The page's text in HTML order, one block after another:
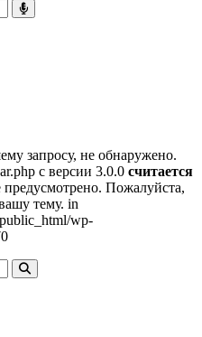
запросу, не обнаружено.
с версии 3.0.0 считается
Пожалуйста,
тему. in
wp-
Search